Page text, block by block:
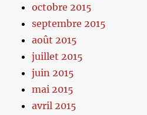
octobre 2015
septembre 2015
août 2015
juillet 2015
juin 2015
mai 2015
avril 2015